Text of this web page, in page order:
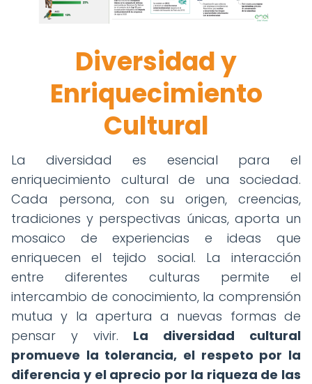
Diversidad y
Enriquecimiento
Cultural
La diversidad es esencial para el
enriquecimiento cultural de una sociedad.
Cada persona, con su origen, creencias,
tradiciones y perspectivas únicas, aporta un
mosaico de experiencias e ideas que
enriquecen el tejido social. La interacción
entre diferentes culturas permite el
intercambio de conocimiento, la comprensión
mutua y la apertura a nuevas formas de
pensar y vivir. La diversidad cultural
promueve la tolerancia, el respeto por la
diferencia y el aprecio por la riqueza de las